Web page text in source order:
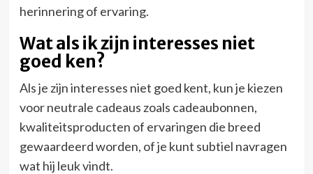
herinnering of ervaring.
Wat als ik zijn interesses niet
goed ken?
Als je zijn interesses niet goed kent, kun je kiezen
voor neutrale cadeaus zoals cadeaubonnen,
kwaliteitsproducten of ervaringen die breed
gewaardeerd worden, of je kunt subtiel navragen
wat hij leuk vindt.